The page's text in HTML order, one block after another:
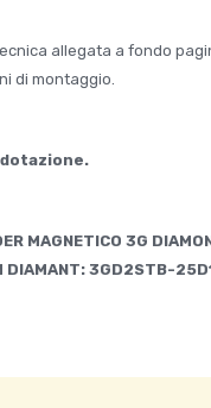
allegata a fondo
di montaggio.
MAGNETICO 3G
DIAMANT: 3GD2STB-